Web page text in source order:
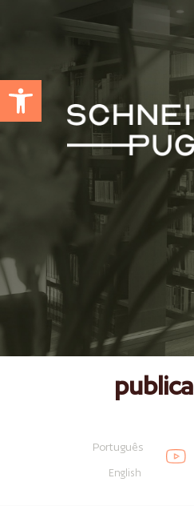
Abrir a barra de
Português
English